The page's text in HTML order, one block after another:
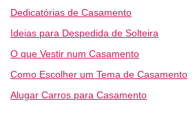
Dedicatórias de Casamento
Ideias para Despedida de Solteira
O que Vestir num Casamento
Como Escolher um Tema de Casamento
Alugar Carros para Casamento